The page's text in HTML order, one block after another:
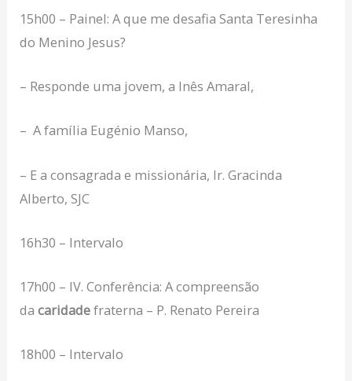
15h00 – Painel: A que me desafia Santa Teresinha
do Menino Jesus?
– Responde uma jovem, a Inês Amaral,
– A família Eugénio Manso,
– E a consagrada e missionária, Ir. Gracinda
Alberto, SJC
16h30 – Intervalo
17h00 – IV. Conferência: A compreensão
dacaridadefraterna – P. Renato Pereira
18h00 – Intervalo